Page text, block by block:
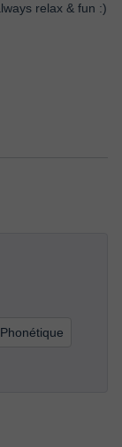
relax & fun :)
Phonétique